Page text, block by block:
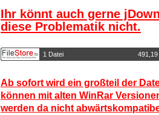
Ihr könnt auch gerne
diese Problematik nicht.
1 Datei 491,19
Ab sofort wird ein großteil der
können mit alten WinRar
werden da nicht